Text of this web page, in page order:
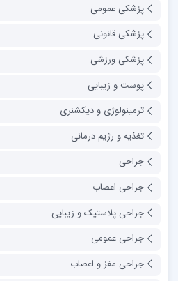
پزشکی عمومی
پزشکی قانونی
پزشکی ورزشی
پوست و زیبایی
ترمینولوژی و دیکشنری
تغذیه و رژیم درمانی
جراحی
جراحی اعصاب
جراحی پلاستیک و زیبایی
جراحی عمومی
جراحی مغز و اعصاب